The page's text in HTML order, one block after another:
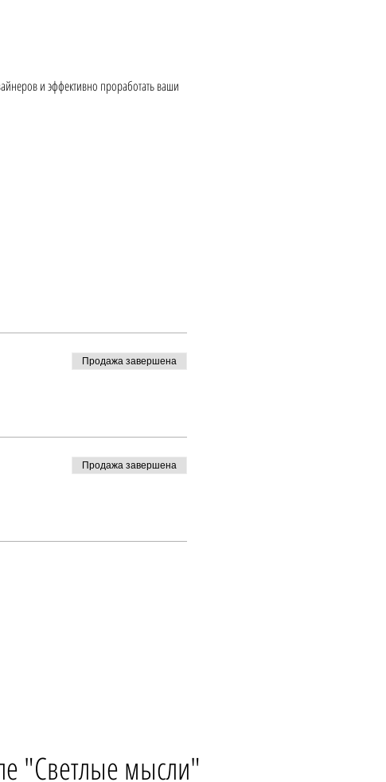
и эффективно проработать ваши
LiDS Lighting Design , которые могу
Продажа завершена
Продажа завершена
"Светлые мысли"